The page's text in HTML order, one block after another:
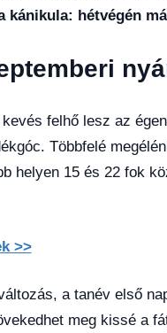
kánikula: hétvégén
felhő lesz az
Többfelé
helyen 15 és 22 fok
>>
a tanév első
meg kissé a